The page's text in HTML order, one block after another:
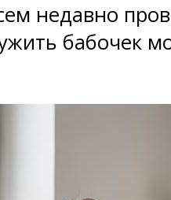
недавно
бабочек